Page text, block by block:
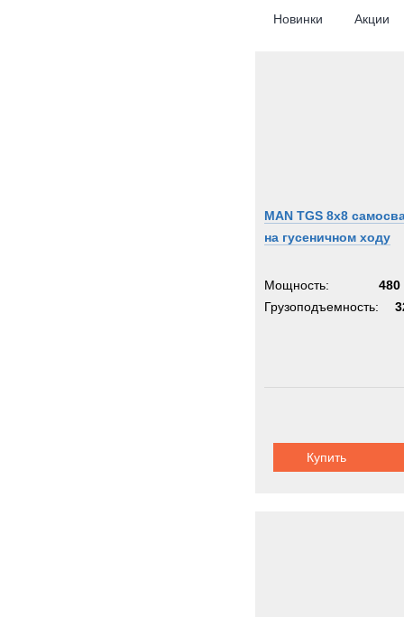
Новинки Акции
MAN TGS 8x8
на гусеничном ходу
Мощность:
480
Грузоподъемность:
Купить